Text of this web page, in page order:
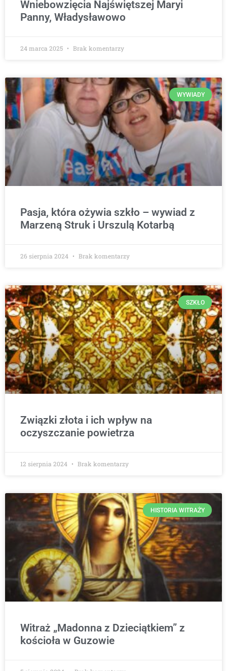
Wniebowzięcia Najświętszej Maryi
Panny, Władysławowo
24 marca 2025 Brak komentarzy
WYWIADY
Pasja, która ożywia szkło – wywiad z
Marzeną Struk i Urszulą Kotarbą
26 sierpnia 2024 Brak komentarzy
SZKŁO
Związki złota i ich wpływ na
oczyszczanie powietrza
12 sierpnia 2024 Brak komentarzy
HISTORIA WITRAŻY
Witraż „Madonna z Dzieciątkiem” z
kościoła w Guzowie